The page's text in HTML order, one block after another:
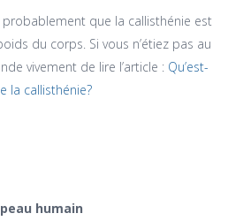
probablement que la callisthénie est
du corps. Si vous n’étiez pas au
vivement de lire l’article : Qu’est-
la callisthénie?
humain